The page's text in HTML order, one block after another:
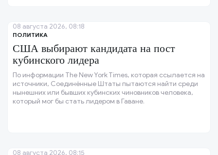
ПОЛИТИКА
США выбирают кандидата на пост
кубинского лидера
По информации The New York Times, которая ссылается на
источники, Соединённые Штаты пытаются найти среди
нынешних или бывших кубинских чиновников человека,
который мог бы стать лидером в Гаване.
08 августа 2026, 08:18
08 августа 2026, 08:15